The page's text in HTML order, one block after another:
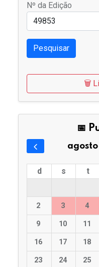
Nº da Edição
Pesquisar
🗑️
📅
d s t
2 3 4
9 10 11
16 17 18
23 24 25